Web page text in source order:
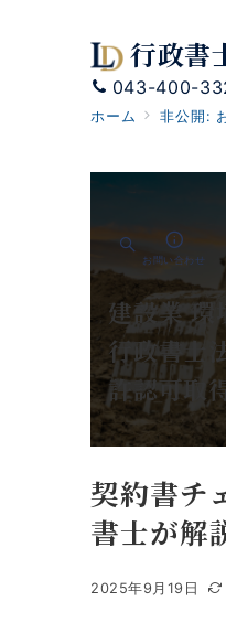
行政書
043-400-
お問い合わせ
ホーム 非公開:
建設業
行政書士
許認可取
契約書チ
書士が解
2025年9月19日